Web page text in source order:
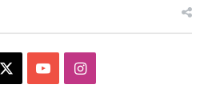
YouTubeInstagram